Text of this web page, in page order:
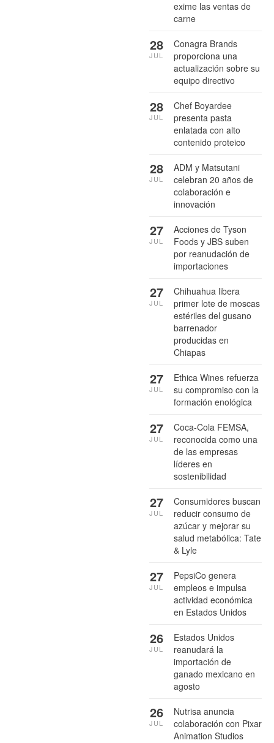
exime las ventas de
carne
Conagra Brands
proporciona una
actualización sobre su
equipo directivo
28
JUL
Chef Boyardee
presenta pasta
enlatada con alto
contenido proteico
28
JUL
ADM y Matsutani
celebran 20 años de
colaboración e
innovación
28
JUL
Acciones de Tyson
Foods y JBS suben
por reanudación de
importaciones
27
JUL
Chihuahua libera
primer lote de moscas
estériles del gusano
barrenador
producidas en
Chiapas
27
JUL
Ethica Wines refuerza
su compromiso con la
formación enológica
27
JUL
Coca-Cola FEMSA,
reconocida como una
de las empresas
líderes en
sostenibilidad
27
JUL
Consumidores buscan
reducir consumo de
azúcar y mejorar su
salud metabólica: Tate
& Lyle
27
JUL
PepsiCo genera
empleos e impulsa
actividad económica
en Estados Unidos
27
JUL
Estados Unidos
reanudará la
importación de
ganado mexicano en
agosto
26
JUL
Nutrisa anuncia
colaboración con Pixar
Animation Studios
26
JUL